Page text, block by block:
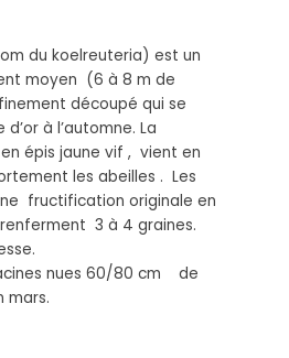
du koelreuteria) est un
moyen (6 à 8 m de
découpé qui se
à l’automne. La
épis jaune vif , vient en
les abeilles . Les
fructification originale en
3 à 4 graines.
nues 60/80 cm de
mars.